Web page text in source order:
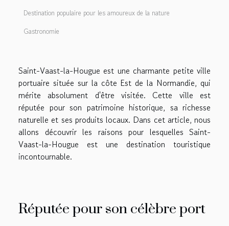
Destination populaire pour les amoureux de la nature
Gastronomie
Saint-Vaast-la-Hougue est une charmante petite ville
portuaire située sur la côte Est de la Normandie, qui
mérite absolument d'être visitée. Cette ville est
réputée pour son patrimoine historique, sa richesse
naturelle et ses produits locaux. Dans cet article, nous
allons découvrir les raisons pour lesquelles Saint-
Vaast-la-Hougue est une destination touristique
incontournable.
Réputée pour son célèbre port